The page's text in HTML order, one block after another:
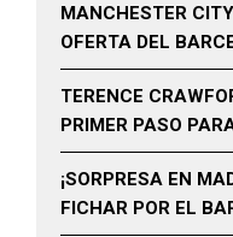
MANCHESTER
OFERTA DEL
TERENCE
PRIMER PASO
¡SORPRESA EN
FICHAR POR EL